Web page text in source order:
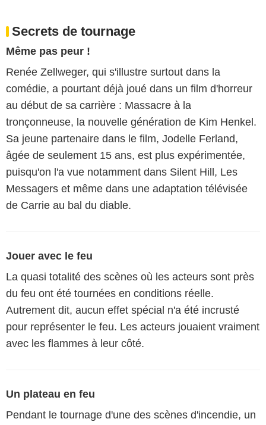
Secrets de tournage
Même pas peur !
Renée Zellweger, qui s'illustre surtout dans la
comédie, a pourtant déjà joué dans un film d'horreur
au début de sa carrière : Massacre à la
tronçonneuse, la nouvelle génération de Kim Henkel.
Sa jeune partenaire dans le film, Jodelle Ferland,
âgée de seulement 15 ans, est plus expérimentée,
puisqu'on l'a vue notamment dans Silent Hill, Les
Messagers et même dans une adaptation télévisée
de Carrie au bal du diable.
Jouer avec le feu
La quasi totalité des scènes où les acteurs sont près
du feu ont été tournées en conditions réelle.
Autrement dit, aucun effet spécial n'a été incrusté
pour représenter le feu. Les acteurs jouaient vraiment
avec les flammes à leur côté.
Un plateau en feu
Pendant le tournage d'une des scènes d'incendie, un